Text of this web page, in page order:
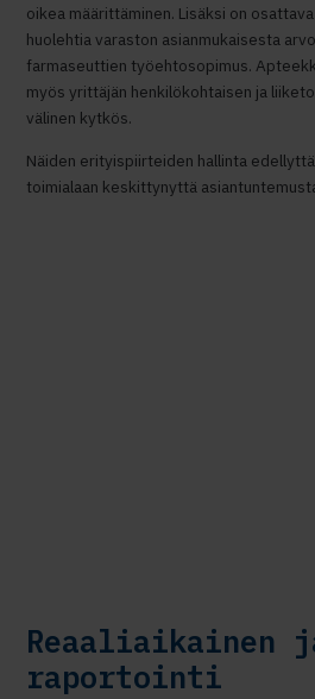
oikea määrittäminen. Lisäksi on
huolehtia varaston asianmukaisesta
farmaseuttien työehtosopimus.
myös yrittäjän henkilökohtaisen ja
välinen kytkös.
Näiden erityispiirteiden hallinta
toimialaan keskittynyttä
Reaaliaikainen
raportointi